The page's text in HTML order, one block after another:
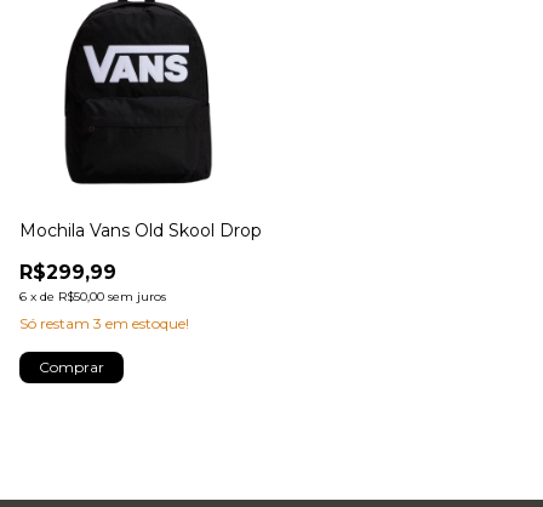
Mochila Vans Old Skool Drop
R$299,99
6 x de R$50,00 sem juros
Só restam 3 em estoque!
Comprar